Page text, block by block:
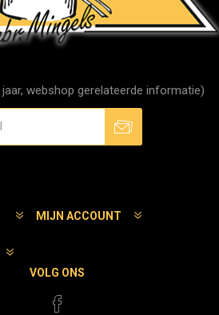
webshop gerelateerde informatie)
MIJN ACCOUNT
VOLG ONS